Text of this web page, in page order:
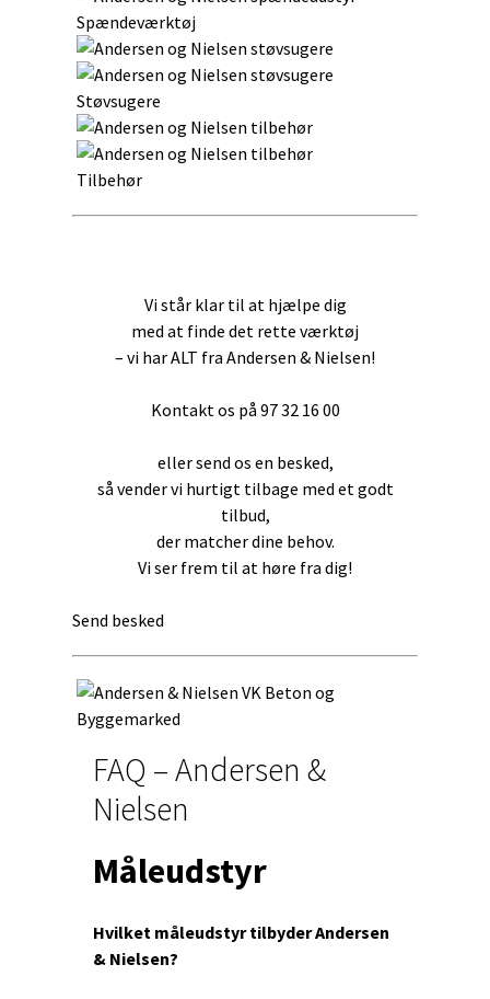
Spændeværktøj
Støvsugere
Tilbehør
Vi står klar til at hjælpe dig
med at finde det rette værktøj
– vi har ALT fra Andersen & Nielsen!
Kontakt os på 97 32 16 00
eller send os en besked,
så vender vi hurtigt tilbage med et godt
tilbud,
der matcher dine behov.
Vi ser frem til at høre fra dig!
Send besked
FAQ – Andersen &
Nielsen
Måleudstyr
Hvilket måleudstyr tilbyder Andersen
& Nielsen?